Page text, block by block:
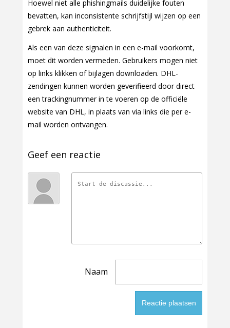
Hoewel niet alle phishingmails duidelijke fouten
bevatten, kan inconsistente schrijfstijl wijzen op een
gebrek aan authenticiteit.
Als een van deze signalen in een e-mail voorkomt,
moet dit worden vermeden. Gebruikers mogen niet
op links klikken of bijlagen downloaden. DHL-
zendingen kunnen worden geverifieerd door direct
een trackingnummer in te voeren op de officiële
website van DHL, in plaats van via links die per e-
mail worden ontvangen.
Geef een reactie
Naam